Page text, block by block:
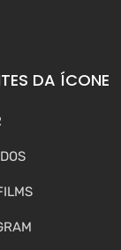
DA ÍCONE